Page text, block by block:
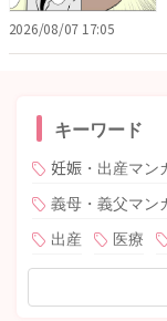
2026/08/07 17:05
キーワード
妊娠・出産マン
義母・義父マン
出産
医療